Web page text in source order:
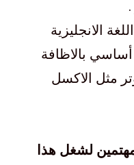
الانجليزية
بالاظافة
مثل الاكسل
لشغل هذا